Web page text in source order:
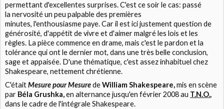
permettant d'excellentes surprises. C'est ce soir le cas: passé
la nervosité un peu palpable des premières
minutes, l'enthousiasme paye. Car il est ici justement question de
générosité, d'appétit de vivre et d'aimer malgré les lois et les
règles. La pièce commence en drame, mais c'est le pardon et la
tolérance qui ont le dernier mot, dans une très belle conclusion,
sage et appaisée. D'une thématique, c'est assez inhabituel chez
Shakespeare, nettement chrétienne.
C'étaitMesure pour MesuredeWilliam Shakespeare,mis en scène
par Béla Grushka,en alternance jusqu'en février 2008 au T.N.O.,
dans le cadre de l'intégrale Shakespeare.